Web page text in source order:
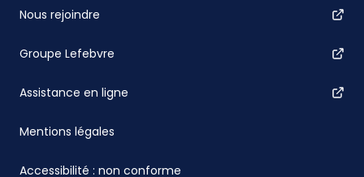
Nous rejoindre
Groupe Lefebvre
Assistance en ligne
Mentions légales
Accessibilité : non conforme